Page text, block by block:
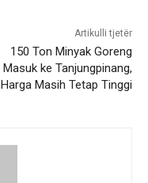
Artikulli tjetër
150 Ton Minyak Goreng
Masuk ke Tanjungpinang,
Harga Masih Tetap Tinggi